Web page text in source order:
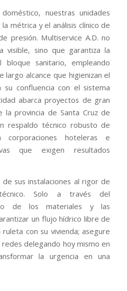
nuestras unidades
métrica y el análisis clínico de
presión. Multiservice A.D. no
visible, sino que garantiza la
sanitario, empleando
largo alcance que higienizan el
confluencia con el sistema
abarca proyectos de gran
la provincia de Santa Cruz de
respaldo técnico robusto de
corporaciones hoteleras e
que exigen resultados
sus instalaciones al rigor de
Solo a través del
de los materiales y las
un flujo hídrico libre de
con su vivienda; asegure
delegando hoy mismo en
la urgencia en una